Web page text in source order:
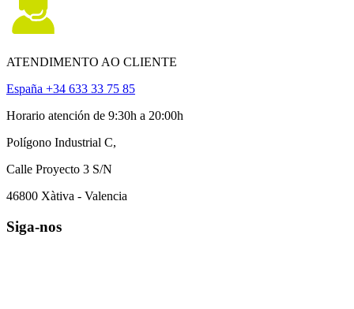
ATENDIMENTO AO CLIENTE
España +34 633 33 75 85
Horario atención de 9:30h a 20:00h
Polígono Industrial C,
Calle Proyecto 3 S/N
46800 Xàtiva - Valencia
Siga-nos